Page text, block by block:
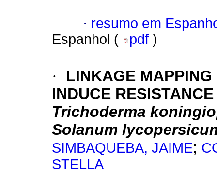
· resumo em
Espanhol (
pdf )
·
LINKAGE
INDUCE
Trichoderma
Solanum
SIMBAQUEBA, JAIME;
STELLA